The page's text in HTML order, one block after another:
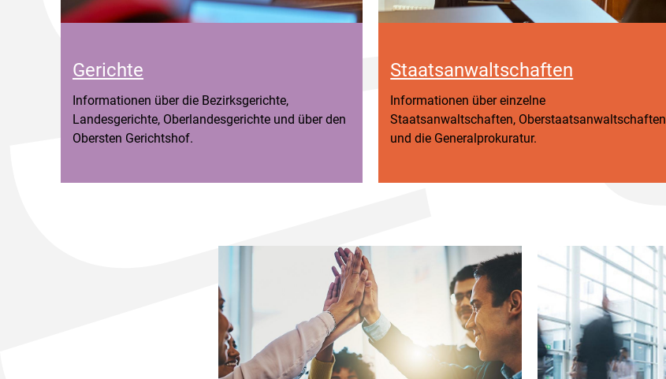
Gerichte
Informationen über die Bezirksgerichte,
Landesgerichte, Oberlandesgerichte und über den
Obersten Gerichtshof.
Staatsanwaltschaften
Informationen über einzelne
Staatsanwaltschaften, Oberstaatsanwaltschaften
und die Generalprokuratur.